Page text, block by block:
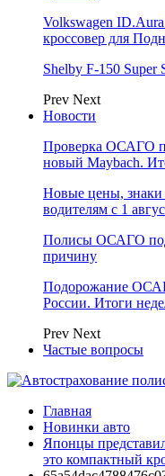
Volkswagen
кроссовер для
Shelby F-150 Super
Prev Next
Новости
Проверка ОСАГО
новый Maybach.
Новые цены,
водителям с 1
Полисы ОСАГО
причину
Подорожание
России. Итоги
Prev Next
Частые вопросы
Главная
Новинки авто
Японцы
это компактный